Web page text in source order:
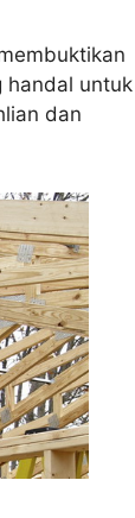
handal untuk
dan